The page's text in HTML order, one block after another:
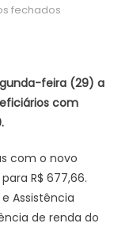
fechadosem
Família
a
NIS
de
final
feira (29) a
com
com o novo
R$ 677,66.
Assistência
de renda do